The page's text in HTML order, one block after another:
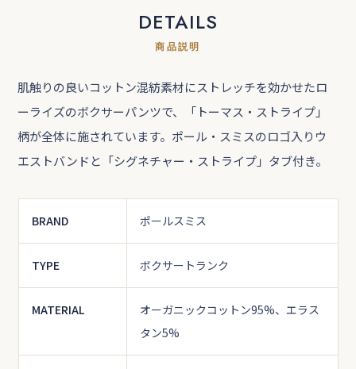
DETAILS
商品説明
肌触りの良いコットン混紡素材にストレッチを効かせたロ
ーライズのボクサーパンツで、「トーマス・ストライプ」
柄が全体に施されています。ポール・スミスのロゴ入りウ
エストバンドと「シグネチャー・ストライプ」タブ付き。
BRAND ポールスミス
TYPE ボクサートランク
MATERIAL
オーガニックコットン95%、エラス
タン5%